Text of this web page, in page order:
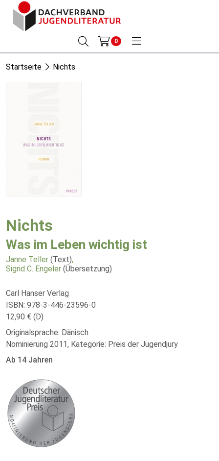
0
Startseite Nichts
Nichts
Was im Leben wichtig ist
Janne Teller (Text),
Sigrid C. Engeler (Übersetzung)
Carl Hanser Verlag
ISBN: 978-3-446-23596-0
12,90 € (D)
Originalsprache: Dänisch
Nominierung 2011, Kategorie: Preis der Jugendjury
Ab 14 Jahren